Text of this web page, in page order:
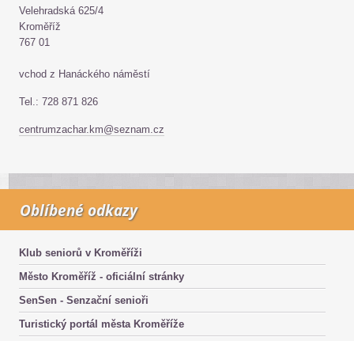
Velehradská 625/4
Kroměříž
767 01
vchod z Hanáckého náměstí
Tel.: 728 871 826
centrumzachar.km@seznam.cz
Oblíbené odkazy
Klub seniorů v Kroměříži
Město Kroměříž - oficiální stránky
SenSen - Senzační senioři
Turistický portál města Kroměříže